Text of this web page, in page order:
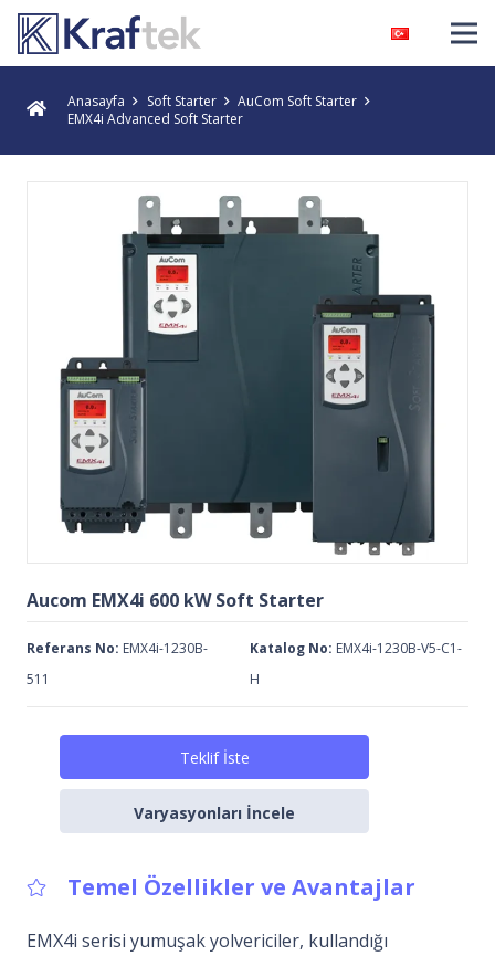
Anasayfa Soft Starter
AuCom Soft Starter
EMX4i Advanced Soft Starter
Aucom EMX4i 600 kW Soft Starter
Referans No: EMX4i-1230B-
511
Katalog No: EMX4i-1230B-V5-C1-
H
Teklif İste
Varyasyonları İncele
Temel Özellikler ve Avantajlar
EMX4i serisi yumuşak yolvericiler, kullandığı